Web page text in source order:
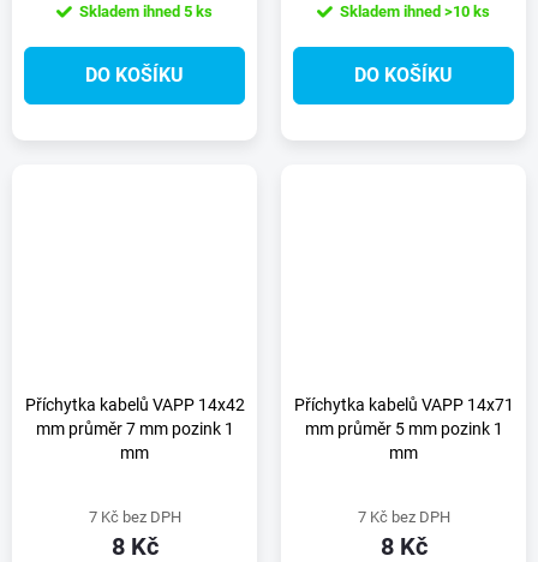
Skladem ihned 5 ks
DO KOŠÍKU
Skladem ihned >10 ks
DO KOŠÍKU
Příchytka kabelů VAPP 14x42
mm průměr 7 mm pozink 1
mm
7 Kč bez DPH
8 Kč
Příchytka kabelů VAPP 14x71
mm průměr 5 mm pozink 1
mm
7 Kč bez DPH
8 Kč